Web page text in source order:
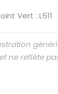
Vert : L511
ne reflète